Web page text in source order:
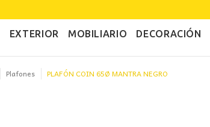
EXTERIOR MOBILIARIO DECORACIÓN
Plafones PLAFÓN COIN 65Ø MANTRA NEGRO